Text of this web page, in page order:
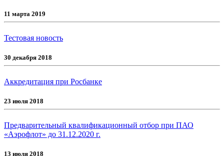
11 марта 2019
Тестовая новость
30 декабря 2018
Аккредитация при Росбанке
23 июля 2018
Предварительный квалификационный отбор при ПАО
«Аэрофлот» до 31.12.2020 г.
13 июля 2018